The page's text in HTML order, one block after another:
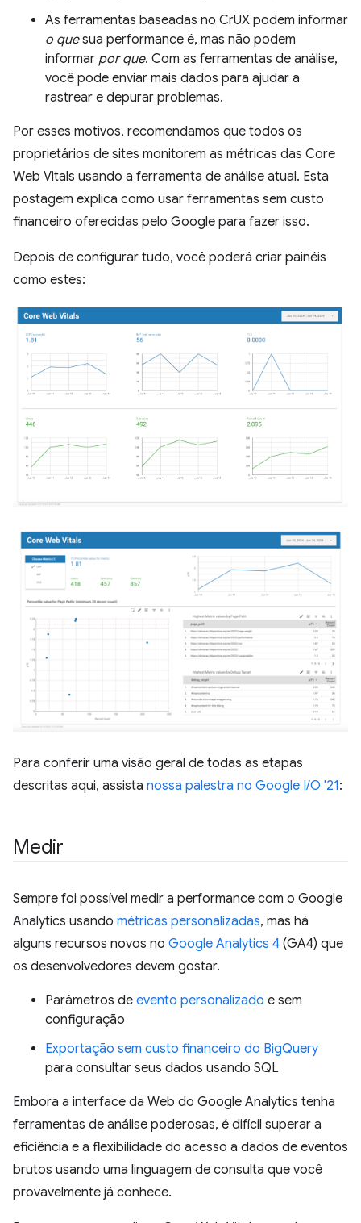
As ferramentas baseadas no CrUX podem informar
o quesua performance é, mas não podem
informar por que. Com as ferramentas de análise,
você pode enviar mais dados para ajudar a
rastrear e depurar problemas.
Por esses motivos, recomendamos que todos os
proprietários de sites monitorem as métricas das Core
Web Vitals usando a ferramenta de análise atual. Esta
postagem explica como usar ferramentas sem custo
financeiro oferecidas pelo Google para fazer isso.
Depois de configurar tudo, você poderá criar painéis
como estes:
Para conferir uma visão geral de todas as etapas
descritas aqui, assista nossa palestra no Google I/O '21:
Medir
Sempre foi possível medir a performance com o Google
Analytics usando métricas personalizadas, mas há
alguns recursos novos no Google Analytics 4 (GA4) que
os desenvolvedores devem gostar.
Parâmetros de evento personalizado e sem
configuração
Exportação sem custo financeiro do BigQuery
para consultar seus dados usando SQL
Embora a interface da Web do Google Analytics tenha
ferramentas de análise poderosas, é difícil superar a
eficiência e a flexibilidade do acesso a dados de eventos
brutos usando uma linguagem de consulta que você
provavelmente já conhece.